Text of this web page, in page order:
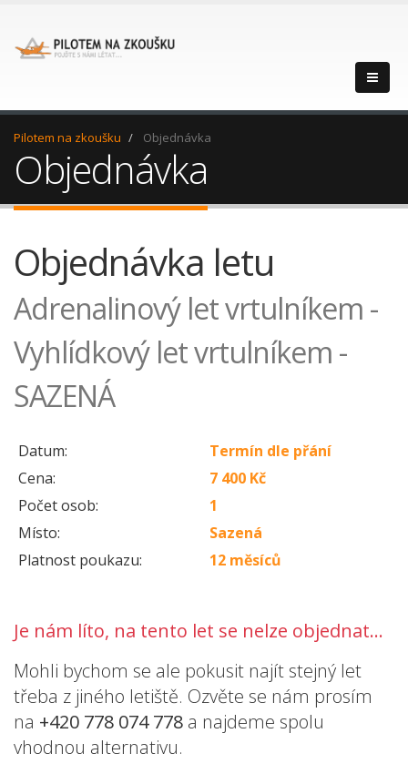
Pilotem na zkoušku Objednávka
Objednávka
Objednávka letu
Adrenalinový let vrtulníkem -
Vyhlídkový let vrtulníkem -
SAZENÁ
Datum:
Termín dle přání
Cena:
7 400 Kč
Počet osob:
1
Místo:
Sazená
Platnost poukazu:
12 měsíců
Je nám líto, na tento let se nelze objednat...
Mohli bychom se ale pokusit najít stejný let
třeba z jiného letiště. Ozvěte se nám prosím
na +420 778 074 778 a najdeme spolu
vhodnou alternativu.